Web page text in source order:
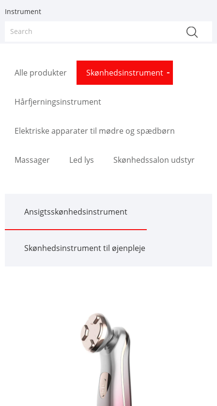
Instrument
Alle produkter Skønhedsinstrument
Hårfjerningsinstrument
Elektriske apparater til mødre og spædbørn
Massager Led lys Skønhedssalon udstyr
Ansigtsskønhedsinstrument
Skønhedsinstrument til øjenpleje